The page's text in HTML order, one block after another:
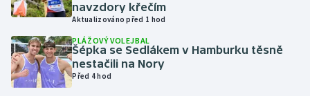
Krasobruslení
Lezení
Lyže a snowboard
navzdory křečím
Aktualizováno před 1 hod
PLÁŽOVÝ VOLEJBAL
Šépka se Sedlákem v Hamburku těsně
nestačili na Nory
Před 4 hod